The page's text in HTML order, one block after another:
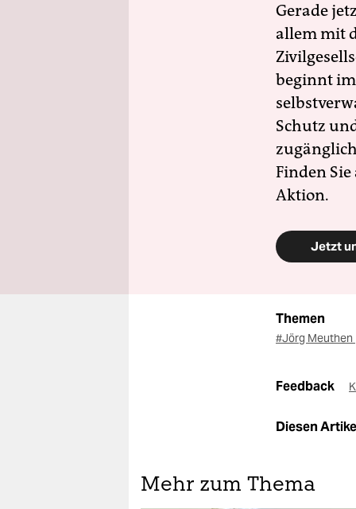
Gerade
allem mit
beginnt
Schutz
Finden
Aktion.
Jetzt
Themen
#Jörg Meuthen
Feedback
Diesen
Mehr zum Thema